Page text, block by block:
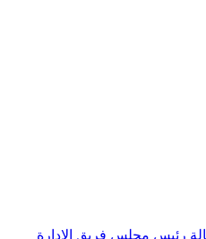
رئيس مجلس فريق الإدارة